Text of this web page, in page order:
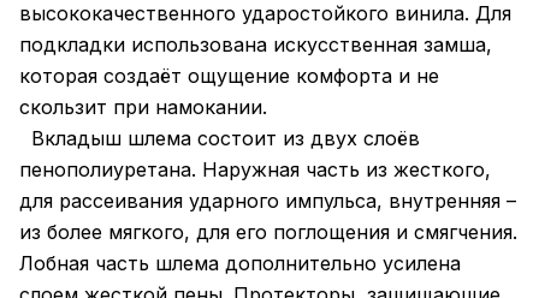
высококачественного ударостойкого винила. Для
подкладки использована искусственная замша,
которая создаёт ощущение комфорта и не
скользит при намокании.
Вкладыш шлема состоит из двух слоёв
пенополиуретана. Наружная часть из жесткого,
для рассеивания ударного импульса, внутренняя –
из более мягкого, для его поглощения и смягчения.
Лобная часть шлема дополнительно усилена